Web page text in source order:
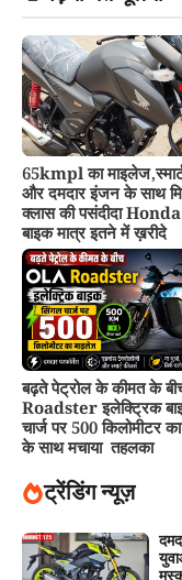
65kmpl का
और दमदार इंजन के साथ
क्लास की पसंदीदा
बाइक मात्र इतने में ख़रीदे
बढ़ते पेट्रोल के कीमत के
Roadster इलेक्ट्रिक
चार्ज पर 500 किलोमीटर
के साथ मचाया तहलका
ट्रेंडिंग न्यूज़